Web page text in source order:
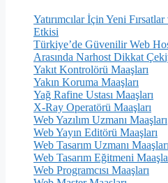
Yatırımcılar İçin Yeni
Etkisi
Türkiye’de Güvenilir Web
Arasında Narhost Dikkat
Yakıt Kontrolörü Maaşları
Yakın Koruma Maaşları
Yağ Rafine Ustası Maaşları
X-Ray Operatörü Maaşları
Web Yazılım Uzmanı Maaşları
Web Yayın Editörü Maaşları
Web Tasarım Uzmanı Maaşları
Web Tasarım Eğitmeni
Web Programcısı Maaşları